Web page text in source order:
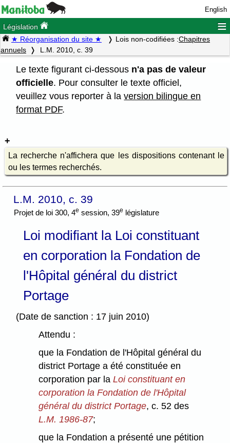
English
Législation ≡
★ Réorganisation du site ★ Lois non-codifiées :Chapitres
annuels
L.M. 2010, c. 39
Le texte figurant ci-dessous n'a pas de valeur
officielle. Pour consulter le texte officiel,
veuillez vous reporter à laversion bilingue en
format PDF.
La recherche n'affichera que les dispositions contenant le
ou les termes recherchés.
L.M. 2010, c. 39
Projet de loi 300, 4e session, 39e législature
Loi modifiant la Loi constituant
en corporation la Fondation de
l'Hôpital général du district
Portage
(Date de sanction : 17 juin 2010)
Attendu :
que la Fondation de l'Hôpital général du
district Portage a été constituée en
corporation par laLoi constituant en
corporation la Fondation de l'Hôpital
général du district Portage, c. 52 des
L.M. 1986-87;
que la Fondation a présenté une pétition